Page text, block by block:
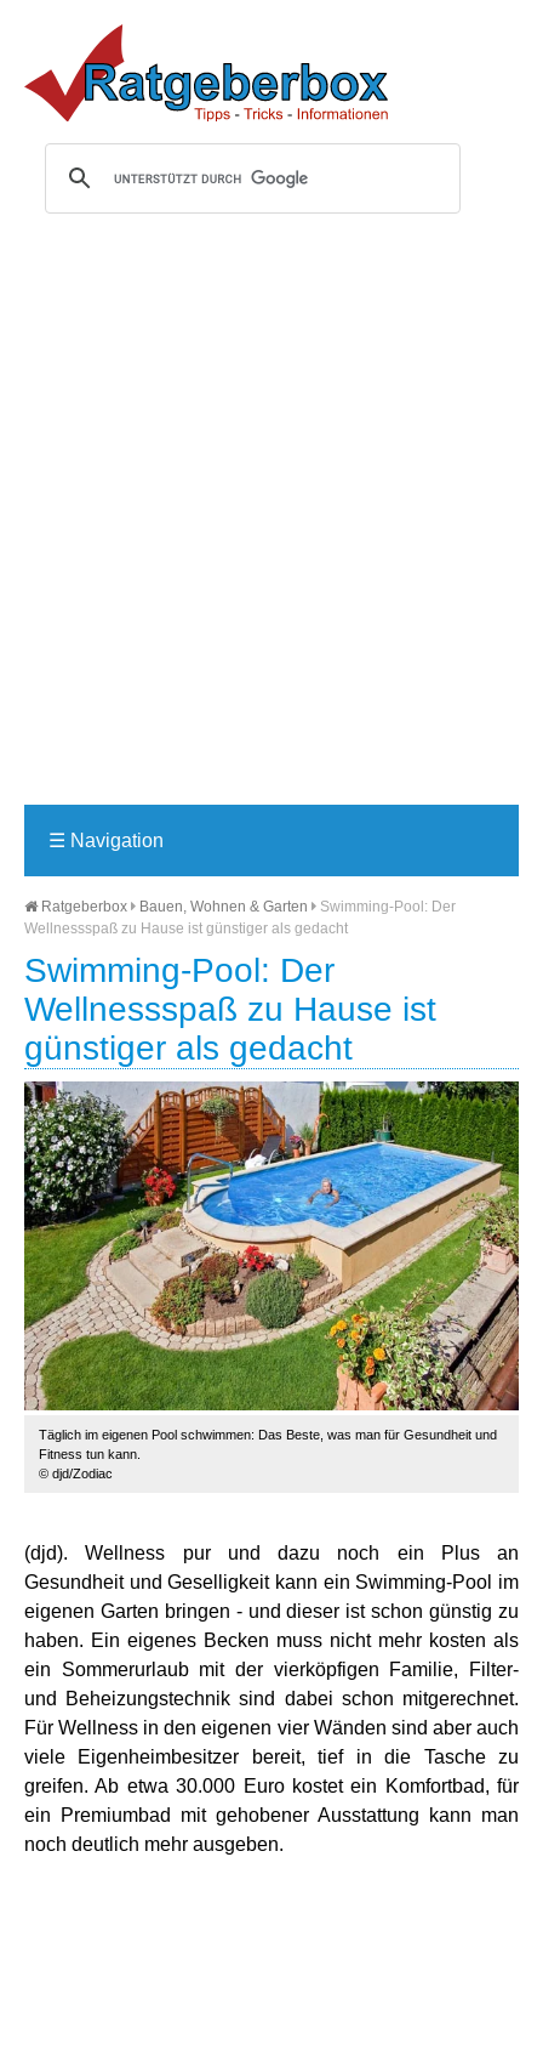
☰ Navigation
Ratgeberbox Bauen, Wohnen & Garten
Swimming-Pool: Der
Wellnessspaß zu Hause ist günstiger als gedacht
Swimming-Pool: Der
Wellnessspaß zu Hause ist
günstiger als gedacht
Täglich im eigenen Pool schwimmen: Das Beste, was man für Gesundheit und
Fitness tun kann.
© djd/Zodiac
(djd). Wellness pur und dazu noch ein Plus an
Gesundheit und Geselligkeit kann ein Swimming-Pool im
eigenen Garten bringen - und dieser ist schon günstig zu
haben. Ein eigenes Becken muss nicht mehr kosten als
ein Sommerurlaub mit der vierköpfigen Familie, Filter-
und Beheizungstechnik sind dabei schon mitgerechnet.
Für Wellness in den eigenen vier Wänden sind aber auch
viele Eigenheimbesitzer bereit, tief in die Tasche zu
greifen. Ab etwa 30.000 Euro kostet ein Komfortbad, für
ein Premiumbad mit gehobener Ausstattung kann man
noch deutlich mehr ausgeben.